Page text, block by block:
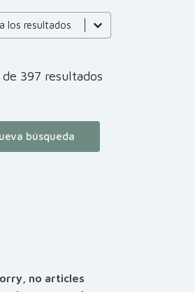
Order
los resultados
Order
de 397 resultados
búsqueda
no articles